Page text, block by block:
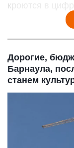
кроются в
Дорогие,
Барнаула,
станем